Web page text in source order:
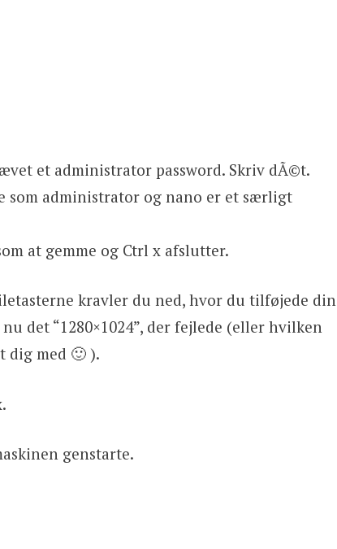
et administrator password. Skriv dÃ©t.
som administrator og nano er et særligt
at gemme og Ctrl x afslutter.
kravler du ned, hvor du tilføjede din
det “1280×1024”, der fejlede (eller hvilken
dig med 🙂 ).
genstarte.